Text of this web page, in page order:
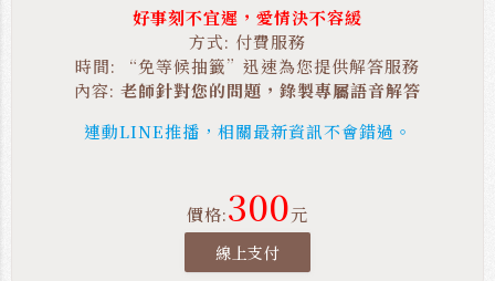
好事刻不宜遲，愛情決不容緩
方式: 付費服務
時間: “免等候抽籤”迅速為您提供解答服務
內容: 老師針對您的問題，錄製專屬語音解答
連動LINE推播，相關最新資訊不會錯過。
價格:300元
線上支付